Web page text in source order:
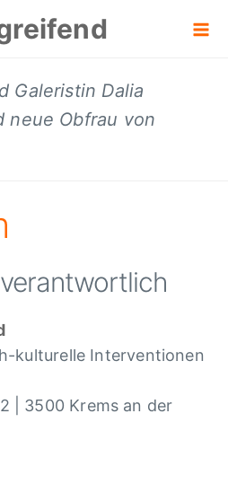
Galeristin Dalia
neue Obfrau von
kulturelle Interventionen
| 3500 Krems an der